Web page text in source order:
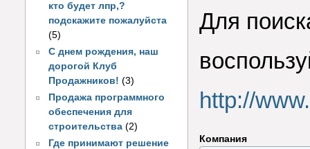
кто будет лпр,?
подскажите пожалуйста
(5)
С днем рождения, наш
дорогой Клуб
Продажников! (3)
Продажа программного
обеспечения для
строительства (2)
Где принимают решение
Для
http://
Компания